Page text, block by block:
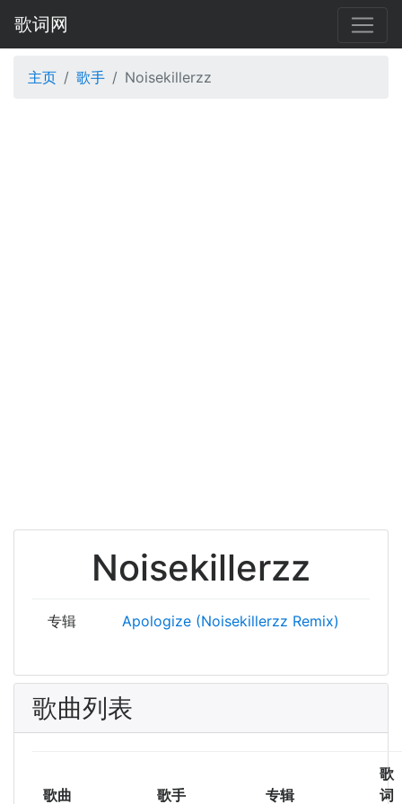
歌词网
主页 歌手 Noisekillerzz
Noisekillerzz
专辑 Apologize (Noisekillerzz Remix)
歌曲列表
歌曲 歌手 专辑
歌
词